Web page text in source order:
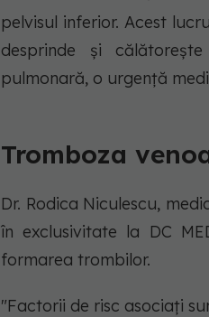
pelvisul inferior. Acest
desprinde și
pulmonară, o urgență
Tromboza
Dr. Rodica Niculescu,
în exclusivitate la DC
formarea trombilor.
"Factorii de risc asociați